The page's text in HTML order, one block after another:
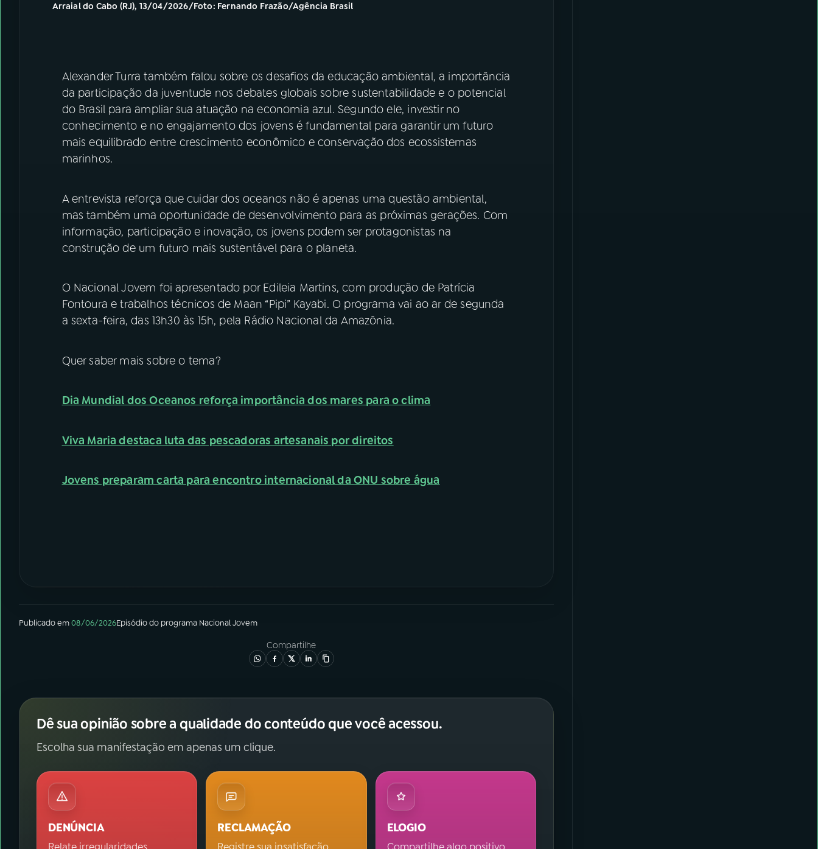
Arraial do Cabo (RJ), 13/04/2026/Foto: Fernando Frazão/Agência Brasil
Alexander Turra também falou sobre os desafios da educação ambiental, a importância
da participação da juventude nos debates globais sobre sustentabilidade e o potencial
do Brasil para ampliar sua atuação na economia azul. Segundo ele, investir no
conhecimento e no engajamento dos jovens é fundamental para garantir um futuro
mais equilibrado entre crescimento econômico e conservação dos ecossistemas
marinhos.
A entrevista reforça que cuidar dos oceanos não é apenas uma questão ambiental,
mas também uma oportunidade de desenvolvimento para as próximas gerações. Com
informação, participação e inovação, os jovens podem ser protagonistas na
construção de um futuro mais sustentável para o planeta.
O Nacional Jovem foi apresentado por Edileia Martins, com produção de Patrícia
Fontoura e trabalhos técnicos de Maan “Pipi” Kayabi. O programa vai ao ar de segunda
a sexta-feira, das 13h30 às 15h, pela Rádio Nacional da Amazônia.
Quer saber mais sobre o tema?
Dia Mundial dos Oceanos reforça importância dos mares para o clima
Viva Maria destaca luta das pescadoras artesanais por direitos
Jovens preparam carta para encontro internacional da ONU sobre água
Publicado em08/06/2026Episódiodo programa Nacional Jovem
Compartilhe
Dê sua opinião sobre a qualidade do conteúdo que você acessou.
Escolha sua manifestação em apenas um clique.
DENÚNCIA RECLAMAÇÃO ELOGIO